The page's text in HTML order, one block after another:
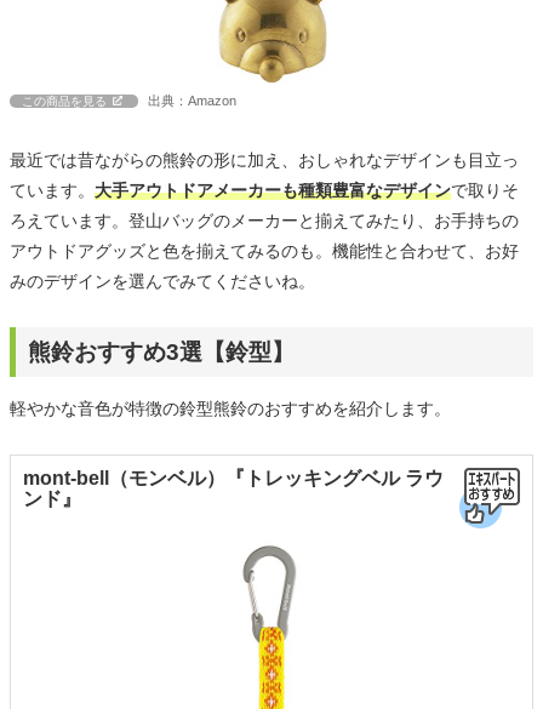
この商品を見る 出典：Amazon
最近では昔ながらの熊鈴の形に加え、おしゃれなデザインも目立っ
ています。 大手アウトドアメーカーも種類豊富なデザインで取りそ
ろえています。登山バッグのメーカーと揃えてみたり、お手持ちの
アウトドアグッズと色を揃えてみるのも。機能性と合わせて、お好
みのデザインを選んでみてくださいね。
熊鈴おすすめ3選【鈴型】
軽やかな音色が特徴の鈴型熊鈴のおすすめを紹介します。
mont-bell（モンベル）『トレッキングベル ラウ
ンド』